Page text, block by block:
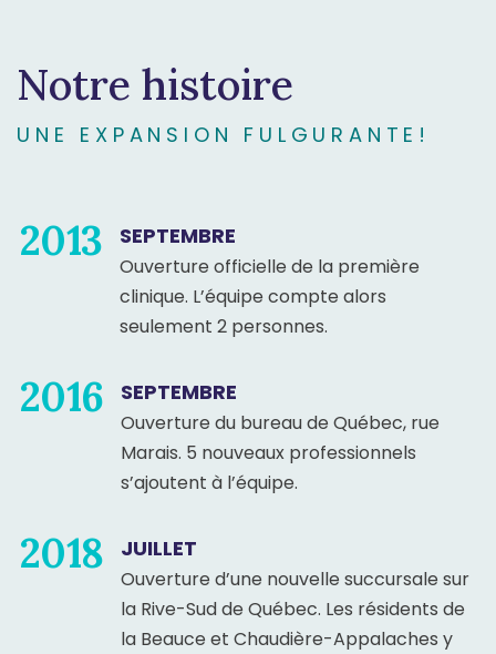
Notre histoire
UNE EXPANSION FULGURANTE!
2013 SEPTEMBRE
Ouverture officielle de la première
clinique. L’équipe compte alors
seulement 2 personnes.
2016 SEPTEMBRE
Ouverture du bureau de Québec, rue
Marais. 5 nouveaux professionnels
s’ajoutent à l’équipe.
2018 JUILLET
Ouverture d’une nouvelle succursale sur
la Rive-Sud de Québec. Les résidents de
la Beauce et Chaudière-Appalaches y